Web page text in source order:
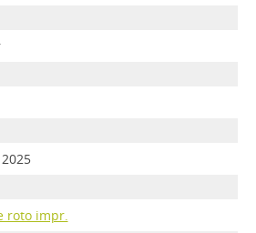
roto impr.